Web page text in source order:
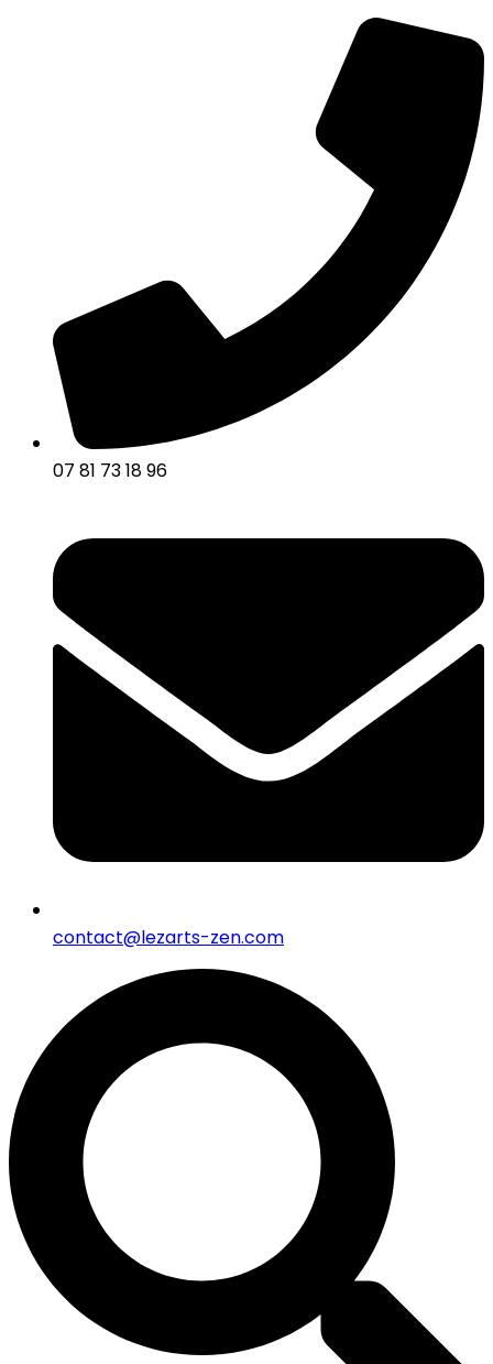
07 81 73 18 96
contact@lezarts-zen.com